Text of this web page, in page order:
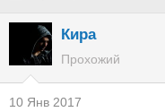
о
р
т
т
а
Кира
Прохожий
10 Янв 2017